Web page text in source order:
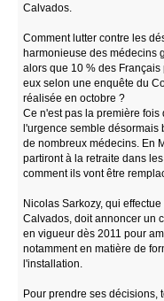
Calvados.
Comment lutter contre les
harmonieuse des médecins
alors que 10 % des
eux selon une enquête du
réalisée en octobre ?
Ce n'est pas la première
l'urgence semble
de nombreux médecins. En
partiront à la retraite dans
comment ils vont être
Nicolas Sarkozy, qui
Calvados, doit annoncer un
en vigueur dès 2011 pour
notamment en matière de
l'installation.
Pour prendre ses décisions,